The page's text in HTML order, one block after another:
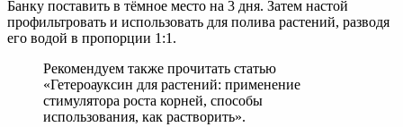
Банку поставить в тёмное место на 3 дня. Затем настой
профильтровать и использовать для полива растений, разводя
его водой в пропорции 1:1.
Рекомендуем также прочитать статью
«Гетероауксин для растений: применение
стимулятора роста корней, способы
использования, как растворить».